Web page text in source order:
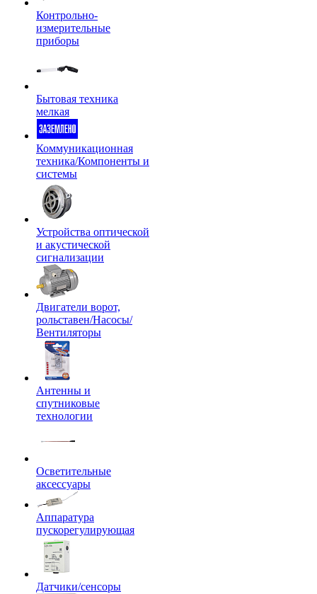
Контрольно-
измерительные
приборы
Бытовая техника
мелкая
Коммуникационная
техника/Компоненты и
системы
Устройства оптической
и акустической
сигнализации
Двигатели ворот,
рольставен/Насосы/
Вентиляторы
Антенны и
спутниковые
технологии
Осветительные
аксессуары
Аппаратура
пускорегулирующая
Датчики/сенсоры